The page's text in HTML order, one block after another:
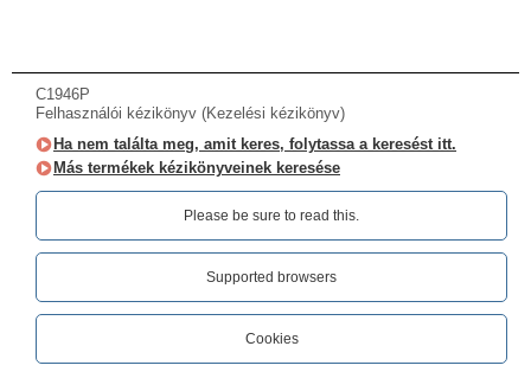
C1946P
Felhasználói kézikönyv (Kezelési kézikönyv)
Ha nem találta meg, amit keres, folytassa a keresést itt.
Más termékek kézikönyveinek keresése
Please be sure to read this.‎
Supported browsers
Cookies